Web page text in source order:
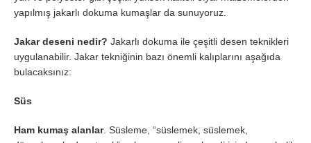
yapılmış jakarlı dokuma kumaşlar da sunuyoruz.
Jakar deseni nedir? Jakarlı dokuma ile çeşitli desen teknikleri
uygulanabilir. Jakar tekniğinin bazı önemli kalıplarını aşağıda
bulacaksınız:
Süs
Ham kumaş alanlar. Süsleme, “süslemek, süslemek,